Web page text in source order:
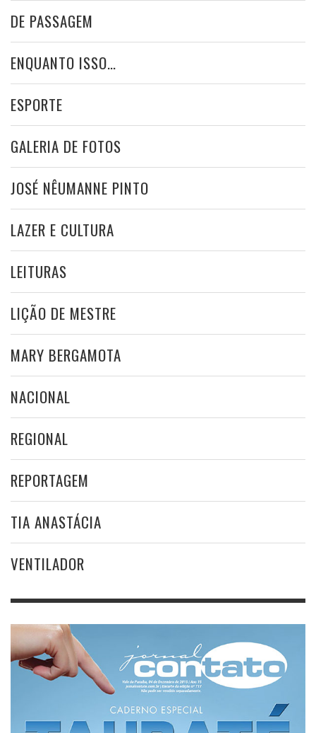
DE PASSAGEM
ENQUANTO ISSO…
ESPORTE
GALERIA DE FOTOS
JOSÉ NÊUMANNE PINTO
LAZER E CULTURA
LEITURAS
LIÇÃO DE MESTRE
MARY BERGAMOTA
NACIONAL
REGIONAL
REPORTAGEM
TIA ANASTÁCIA
VENTILADOR